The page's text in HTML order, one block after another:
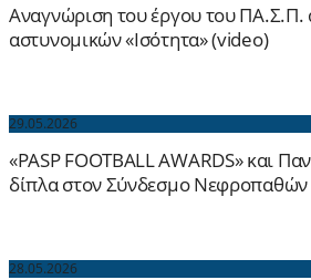
Αναγνώριση του έργου του ΠΑ.Σ.Π.
αστυνομικών «Ισότητα» (video)
29.05.2026
«PASP FOOTBALL AWARDS» και
δίπλα στον Σύνδεσμο Νεφροπαθών
28.05.2026